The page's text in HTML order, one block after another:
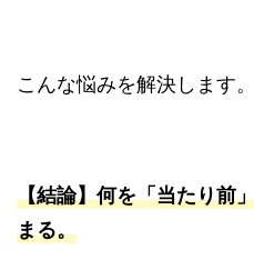
こんな悩みを解決します。
【結論】何を「当たり前
まる。